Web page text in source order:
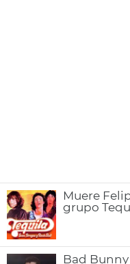
Muere
grupo
Bad